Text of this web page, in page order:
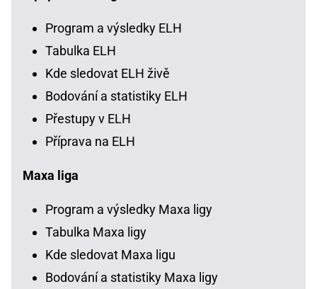
Program a výsledky ELH
Tabulka ELH
Kde sledovat ELH živě
Bodování a statistiky ELH
Přestupy v ELH
Příprava na ELH
Maxa liga
Program a výsledky Maxa ligy
Tabulka Maxa ligy
Kde sledovat Maxa ligu
Bodování a statistiky Maxa ligy